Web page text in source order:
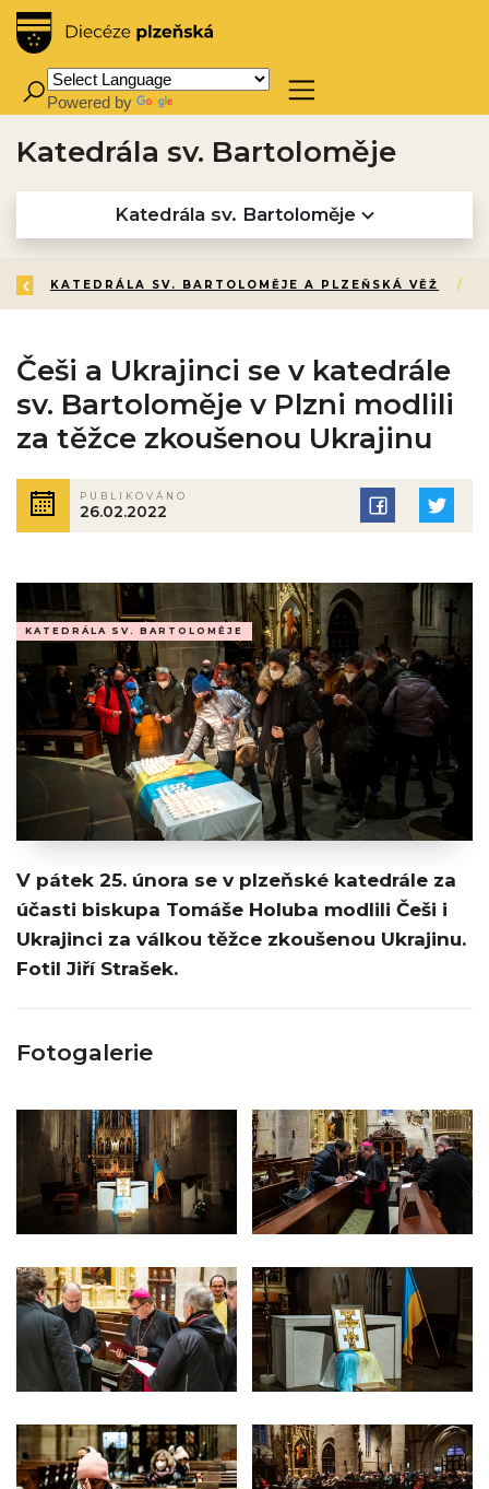
Powered by
Katedrála sv. Bartoloměje
Katedrála sv. Bartoloměje
ZPĚT
ÚVOD /
O DIECÉZI /
CÍRKEVNÍ TURISTIKA /
KATEDRÁLA SV. BARTOLOMĚJE A PLZEŇSKÁ VĚŽ /
Češi a Ukrajinci se v katedrále
sv. Bartoloměje v Plzni modlili
za těžce zkoušenou Ukrajinu
PUBLIKOVÁNO
26.02.2022
KATEDRÁLA SV. BARTOLOMĚJE
V pátek 25. února se v plzeňské katedrále za
účasti biskupa Tomáše Holuba modlili Češi i
Ukrajinci za válkou těžce zkoušenou Ukrajinu.
Fotil Jiří Strašek.
Fotogalerie